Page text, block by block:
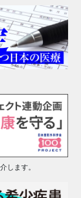
します。